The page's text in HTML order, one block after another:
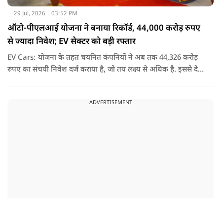
29 Jul, 2026 03:52 PM
ऑटो-पीएलआई योजना ने बनाया रिकॉर्ड, 44,000 करोड़ रुपए
से ज्यादा निवेश; EV सेक्टर को बड़ी रफ्तार
EV Cars: योजना के तहत चयनित कंपनियों ने अब तक 44,326 करोड़
रुपए का संचयी निवेश दर्ज कराया है, जो तय लक्ष्य से अधिक है. इससे देश
ADVERTISEMENT